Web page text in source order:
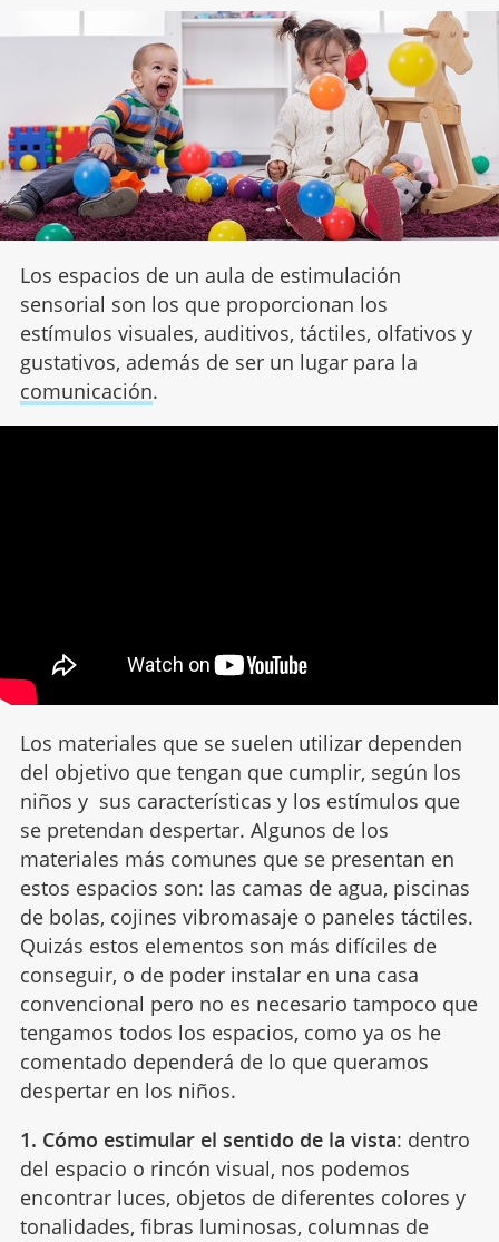
Los espacios de un aula de estimulación
sensorial son los que proporcionan los
estímulos visuales, auditivos, táctiles, olfativos y
gustativos, además de ser un lugar para la
comunicación.
Los materiales que se suelen utilizar dependen
del objetivo que tengan que cumplir, según los
niños y sus características y los estímulos que
se pretendan despertar. Algunos de los
materiales más comunes que se presentan en
estos espacios son: las camas de agua, piscinas
de bolas, cojines vibromasaje o paneles táctiles.
Quizás estos elementos son más difíciles de
conseguir, o de poder instalar en una casa
convencional pero no es necesario tampoco que
tengamos todos los espacios, como ya os he
comentado dependerá de lo que queramos
despertar en los niños.
1. Cómo estimular el sentido de la vista: dentro
del espacio o rincón visual, nos podemos
encontrar luces, objetos de diferentes colores y
tonalidades, fibras luminosas, columnas de